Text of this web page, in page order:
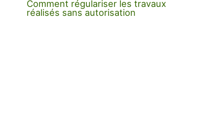
Comment régulariser les travaux
réalisés sans autorisation